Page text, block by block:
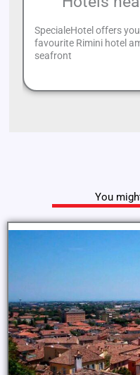
SpecialeHotel offers
favourite Rimini hotel
seafront
You